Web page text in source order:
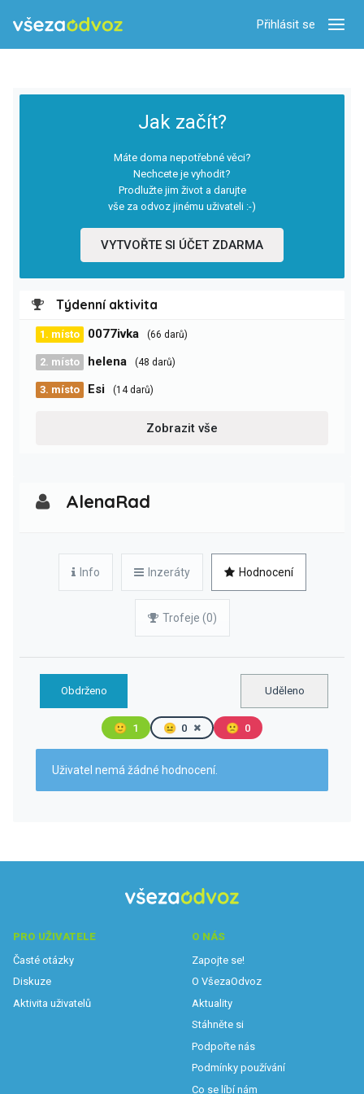
Přihlásit se
Jak začít?
Máte doma nepotřebné věci?
Nechcete je vyhodit?
Prodlužte jim život a darujte
vše za odvoz jinému uživateli :-)
VYTVOŘTE SI ÚČET ZDARMA
Týdenní aktivita
1. místo 0077ivka (66 darů)
2. místo helena (48 darů)
3. místo Esi (14 darů)
Zobrazit vše
AlenaRad
Info Inzeráty Hodnocení
Trofeje (0)
Obdrženo Uděleno
🙂 1 😐 0 🙁 0
Uživatel nemá žádné hodnocení.
PRO UŽIVATELE
Časté otázky
Diskuze
Aktivita uživatelů
O NÁS
Zapojte se!
O VšezaOdvoz
Aktuality
Stáhněte si
Podpořte nás
Podmínky používání
Co se líbí nám